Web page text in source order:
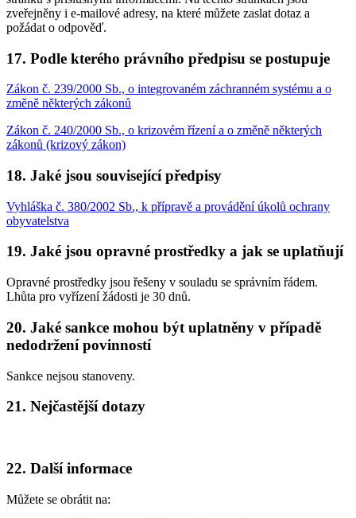
zveřejněny i e-mailové adresy, na které můžete zaslat dotaz a
požádat o odpověď.
17. Podle kterého právního předpisu se postupuje
Zákon č. 239/2000 Sb., o integrovaném záchranném systému a o
změně některých zákonů
Zákon č. 240/2000 Sb., o krizovém řízení a o změně některých
zákonů (krizový zákon)
18. Jaké jsou související předpisy
Vyhláška č. 380/2002 Sb., k přípravě a provádění úkolů ochrany
obyvatelstva
19. Jaké jsou opravné prostředky a jak se uplatňují
Opravné prostředky jsou řešeny v souladu se správním řádem.
Lhůta pro vyřízení žádosti je 30 dnů.
20. Jaké sankce mohou být uplatněny v případě
nedodržení povinností
Sankce nejsou stanoveny.
21. Nejčastější dotazy
22. Další informace
Můžete se obrátit na: